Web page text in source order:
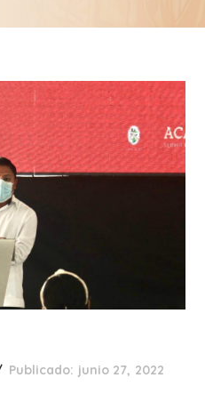
Publicado: junio 27, 2022